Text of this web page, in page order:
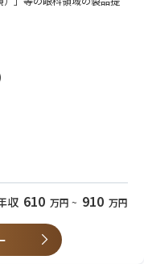
施
課題の収集など）
へ提案を行う。
ー
ーケティング部門との連携
、計画策定＆実行力
ョンスキル
収 610 万円 ~ 910 万円